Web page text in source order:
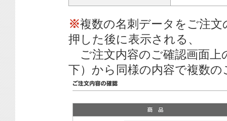
※複数の名刺データをご注
押した後に表示される、
ご注文内容のご確認画面上
下）から同様の内容で複数